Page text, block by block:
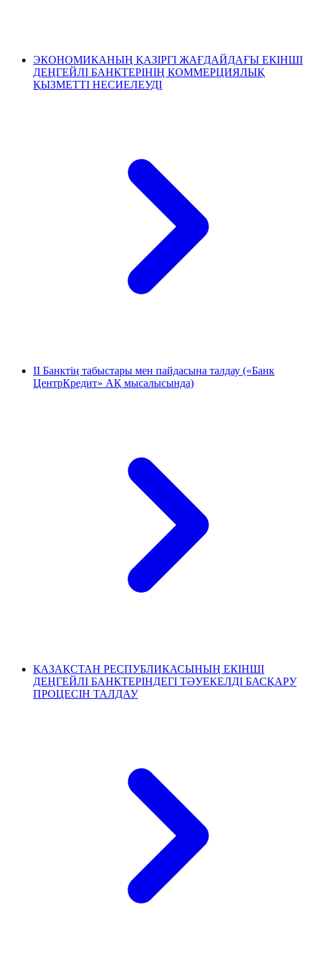
ЭКОНОМИКАНЫҢ ҚАЗІРГІ ЖАҒДАЙДАҒЫ ЕКІНШІ
ДЕҢГЕЙЛІ БАНКТЕРІНІҢ КОММЕРЦИЯЛЫҚ
ҚЫЗМЕТТІ НЕСИЕЛЕУДІ
ІІ Банктің табыстары мен пайдасына талдау («Банк
ЦентрКредит» АҚ мысалысында)
ҚАЗАҚСТАН РЕСПУБЛИКАСЫНЫҢ ЕКІНШІ
ДЕҢГЕЙЛІ БАНКТЕРІНДЕГІ ТӘУЕКЕЛДІ БАСҚАРУ
ПРОЦЕСІН ТАЛДАУ